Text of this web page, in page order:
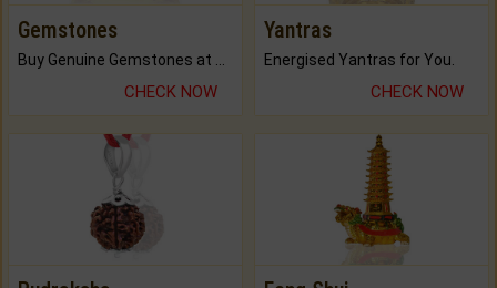
Gemstones
CHECK NOW
Yantras
Energised Yantras for You.
CHECK NOW